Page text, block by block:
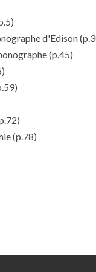
d'Edison
(p.45)
(p.78)